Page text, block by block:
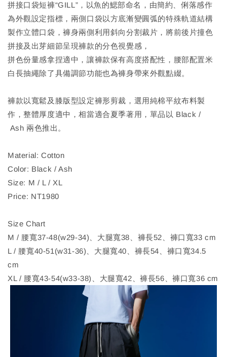
拼接口袋短褲“GILL”，以魚的鰓部命名，由簡約、俐落感作
為外觀設定指標，兩側口袋以方底漸變圓弧的特殊軌道結構
製作立體口袋，褲身兩側利用斜向分割裁片，將前後片撞色
拼接及出芽細節呈現褲款的分色視覺感，
拼色份量感拿捏適中，讓褲款保有高度搭配性，腰部配置米
白長抽繩除了具備調節功能也為褲身帶來外觀點綴。
褲款以寬鬆及膝版型設定褲形剪裁，選用純棉平紋布料製
作，整體厚度適中，相當適合夏季著用，單品以 Black /
Ash 兩色推出。
Material: Cotton
Color: Black / Ash
Size: M / L / XL
Price: NT1980
Size Chart
M / 腰寬37-48(w29-34)、大腿寬38、褲長52、褲口寬33 cm
L / 腰寬40-51(w31-36)、大腿寬40、褲長54、褲口寬34.5
cm
XL / 腰寬43-54(w33-38)、大腿寬42、褲長56、褲口寬36 cm